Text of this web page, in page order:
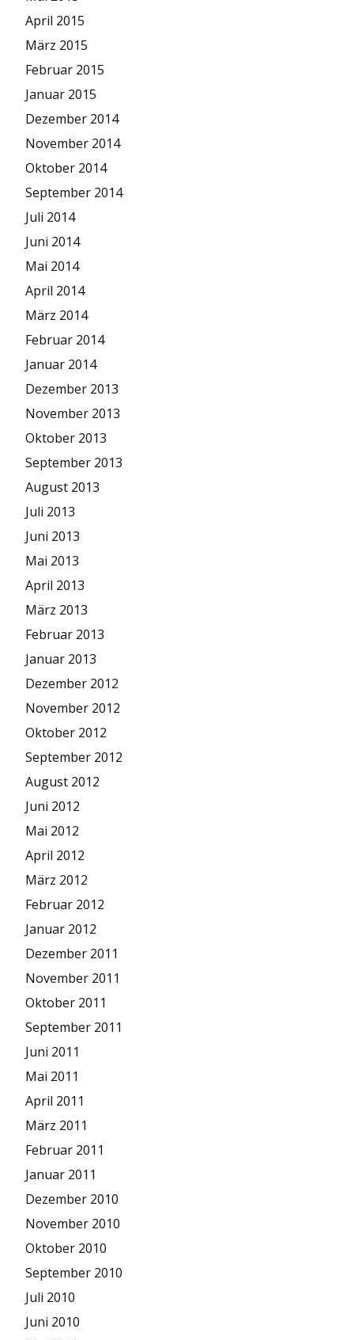
April 2015
März 2015
Februar 2015
Januar 2015
Dezember 2014
November 2014
Oktober 2014
September 2014
Juli 2014
Juni 2014
Mai 2014
April 2014
März 2014
Februar 2014
Januar 2014
Dezember 2013
November 2013
Oktober 2013
September 2013
August 2013
Juli 2013
Juni 2013
Mai 2013
April 2013
März 2013
Februar 2013
Januar 2013
Dezember 2012
November 2012
Oktober 2012
September 2012
August 2012
Juni 2012
Mai 2012
April 2012
März 2012
Februar 2012
Januar 2012
Dezember 2011
November 2011
Oktober 2011
September 2011
Juni 2011
Mai 2011
April 2011
März 2011
Februar 2011
Januar 2011
Dezember 2010
November 2010
Oktober 2010
September 2010
Juli 2010
Juni 2010